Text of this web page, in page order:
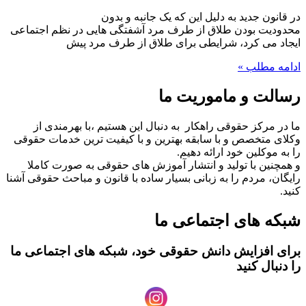
در قانون جدید به دلیل این که یک جانبه و بدون
محدودیت بودن طلاق از طرف مرد آشفتگی هایی در نظم اجتماعی
ایجاد می کرد، شرایطی برای طلاق از طرف مرد پیش
ادامه مطلب »
رسالت و ماموریت ما
ما در مرکز حقوقی راهکار به دنبال این هستیم ،با بهرمندی از
وکلای متخصص و با سابقه بهترین و با کیفیت ترین خدمات حقوقی
را به موکلین خود ارائه دهیم.
و همچنین با تولید و انتشار آموزش های حقوقی به صورت کاملا
رایگان، مردم را به زبانی بسیار ساده با قانون و مباحث حقوقی آشنا
کنید.
شبکه های اجتماعی ما
برای افزایش دانش حقوقی خود، شبکه های اجتماعی ما
را دنبال کنید